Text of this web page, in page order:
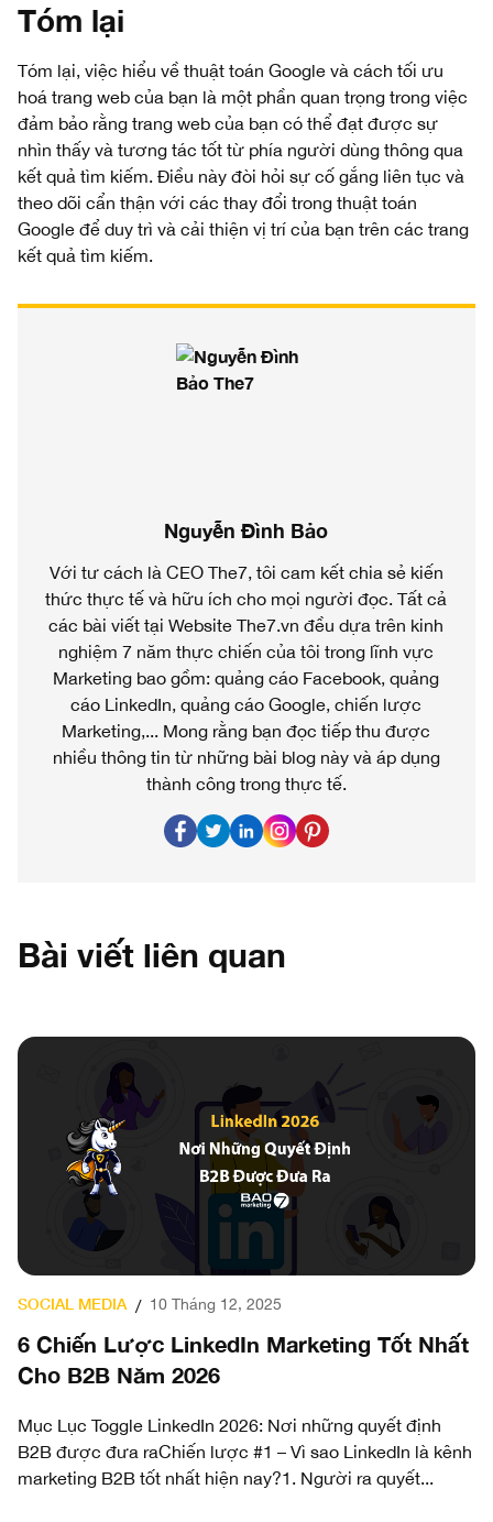
Tóm lại
Tóm lại, việc hiểu về thuật toán Google và cách tối ưu
hoá trang web của bạn là một phần quan trọng trong việc
đảm bảo rằng trang web của bạn có thể đạt được sự
nhìn thấy và tương tác tốt từ phía người dùng thông qua
kết quả tìm kiếm. Điều này đòi hỏi sự cố gắng liên tục và
theo dõi cẩn thận với các thay đổi trong thuật toán
Google để duy trì và cải thiện vị trí của bạn trên các trang
kết quả tìm kiếm.
Nguyễn Đình Bảo
Với tư cách là CEO The7, tôi cam kết chia sẻ kiến
thức thực tế và hữu ích cho mọi người đọc. Tất cả
các bài viết tại Website The7.vn đều dựa trên kinh
nghiệm 7 năm thực chiến của tôi trong lĩnh vực
Marketing bao gồm: quảng cáo Facebook, quảng
cáo LinkedIn, quảng cáo Google, chiến lược
Marketing,... Mong rằng bạn đọc tiếp thu được
nhiều thông tin từ những bài blog này và áp dụng
thành công trong thực tế.
Bài viết liên quan
DIGITAL MARKETING / 21 Tháng mười một, 2025
7 Xu Hướng Mạng Xã Hội 2026: Kỷ Nguyên
Của Giá Trị Thật, Chuyển Đổi Thật Và Con
Mục Lục Toggle Mạng xã hội đang bước vào cuộc tái cấu
trúc lớn nhất của thập kỷXu hướng 1: Vì sao mua hàng